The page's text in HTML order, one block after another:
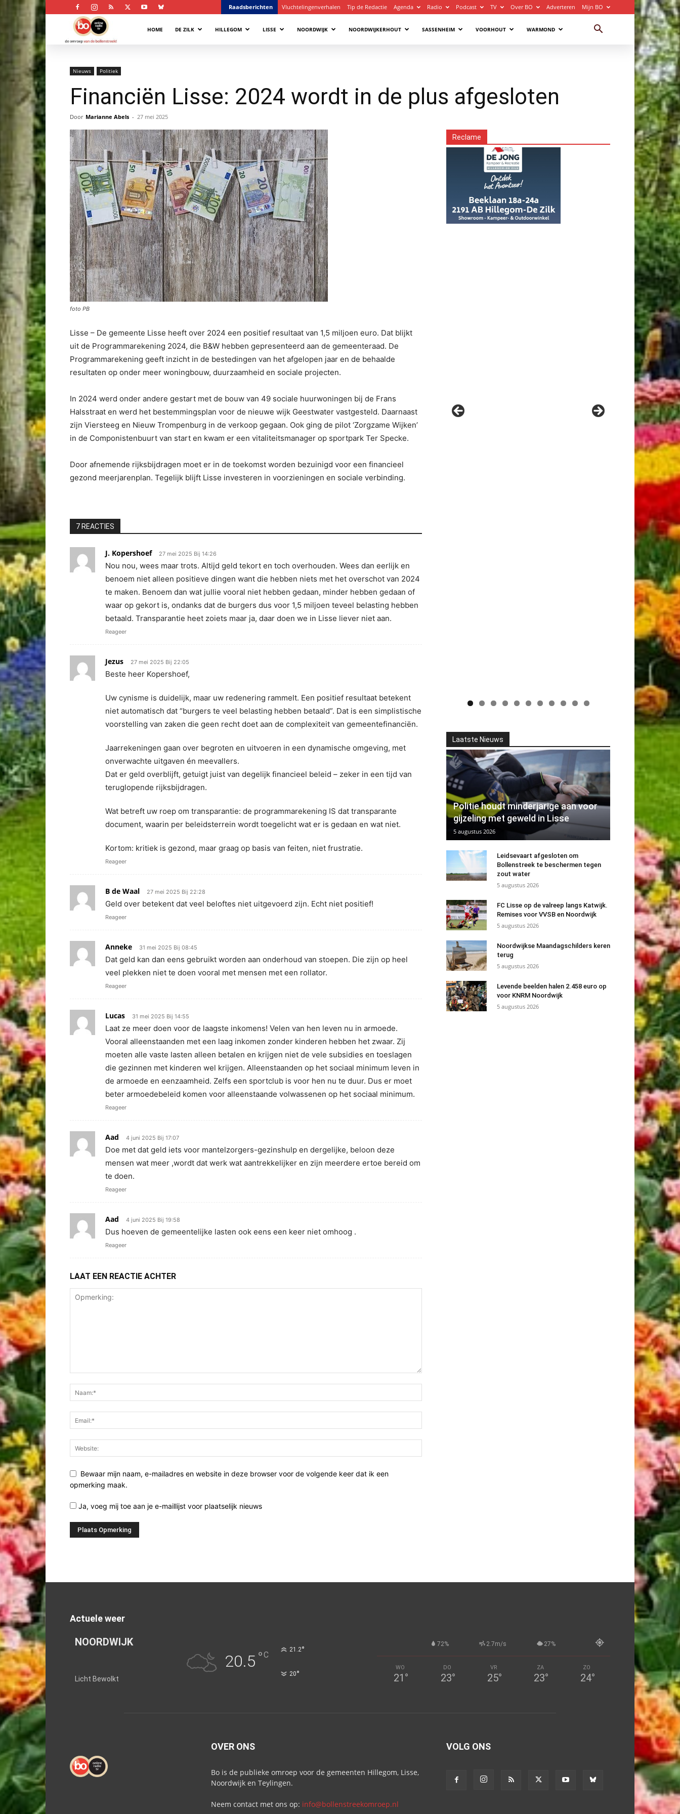
Raadsberichten Vluchtelingenverhalen Tip de Redactie Agenda Radio Podcast TV Over BO Adverteren Mijn BO
Bollenstreek
HOME DE ZILK HILLEGOM LISSE NOORDWIJK NOORDWIJKERHOUT SASSENHEIM VOORHOUT WARMOND
Nieuws Politiek
Financiën Lisse: 2024 wordt in de plus afgesloten
Door Marianne Abels - 27 mei 2025
foto PB
Lisse – De gemeente Lisse heeft over 2024 een positief resultaat van 1,5 miljoen euro. Dat blijkt
uit de Programmarekening 2024, die B&W hebben gepresenteerd aan de gemeenteraad. De
Programmarekening geeft inzicht in de bestedingen van het afgelopen jaar en de behaalde
resultaten op onder meer woningbouw, duurzaamheid en sociale projecten.
In 2024 werd onder andere gestart met de bouw van 49 sociale huurwoningen bij de Frans
Halsstraat en werd het bestemmingsplan voor de nieuwe wijk Geestwater vastgesteld. Daarnaast
zijn Viersteeg en Nieuw Trompenburg in de verkoop gegaan. Ook ging de pilot ‘Zorgzame Wijken’
in de Componistenbuurt van start en kwam er een vitaliteitsmanager op sportpark Ter Specke.
Door afnemende rijksbijdragen moet er in de toekomst worden bezuinigd voor een financieel
gezond meerjarenplan. Tegelijk blijft Lisse investeren in voorzieningen en sociale verbinding.
7 REACTIES
J. Kopershoef 27 mei 2025 Bij 14:26
Nou nou, wees maar trots. Altijd geld tekort en toch overhouden. Wees dan eerlijk en
benoem niet alleen positieve dingen want die hebben niets met het overschot van 2024
te maken. Benoem dan wat jullie vooral niet hebben gedaan, minder hebben gedaan of
waar op gekort is, ondanks dat de burgers dus voor 1,5 miljoen teveel belasting hebben
betaald. Transparantie heet zoiets maar ja, daar doen we in Lisse liever niet aan.
Reageer
Jezus 27 mei 2025 Bij 22:05
Beste heer Kopershoef,
Uw cynisme is duidelijk, maar uw redenering rammelt. Een positief resultaat betekent
niet automatisch dat “burgers te veel belasting hebben betaald”. Dat is een simplistische
voorstelling van zaken die geen recht doet aan de complexiteit van gemeentefinanciën.
Jaarrekeningen gaan over begroten en uitvoeren in een dynamische omgeving, met
onverwachte uitgaven én meevallers.
Dat er geld overblijft, getuigt juist van degelijk financieel beleid – zeker in een tijd van
teruglopende rijksbijdragen.
Wat betreft uw roep om transparantie: de programmarekening IS dat transparante
document, waarin per beleidsterrein wordt toegelicht wat er is gedaan en wat niet.
Kortom: kritiek is gezond, maar graag op basis van feiten, niet frustratie.
Reageer
B de Waal 27 mei 2025 Bij 22:28
Geld over betekent dat veel beloftes niet uitgevoerd zijn. Echt niet positief!
Reageer
Anneke 31 mei 2025 Bij 08:45
Dat geld kan dan eens gebruikt worden aan onderhoud van stoepen. Die zijn op heel
veel plekken niet te doen vooral met mensen met een rollator.
Reageer
Lucas 31 mei 2025 Bij 14:55
Laat ze meer doen voor de laagste inkomens! Velen van hen leven nu in armoede.
Vooral alleenstaanden met een laag inkomen zonder kinderen hebben het zwaar. Zij
moeten alle vaste lasten alleen betalen en krijgen niet de vele subsidies en toeslagen
die gezinnen met kinderen wel krijgen. Alleenstaanden op het sociaal minimum leven in
de armoede en eenzaamheid. Zelfs een sportclub is voor hen nu te duur. Dus er moet
beter armoedebeleid komen voor alleenstaande volwassenen op het sociaal minimum.
Reageer
Aad 4 juni 2025 Bij 17:07
Doe met dat geld iets voor mantelzorgers-gezinshulp en dergelijke, beloon deze
mensen wat meer ,wordt dat werk wat aantrekkelijker en zijn meerdere ertoe bereid om
te doen.
Reageer
Aad 4 juni 2025 Bij 19:58
Dus hoeven de gemeentelijke lasten ook eens een keer niet omhoog .
Reageer
LAAT EEN REACTIE ACHTER
Bewaar mijn naam, e-mailadres en website in deze browser voor de volgende keer dat ik een
opmerking maak.
Ja, voeg mij toe aan je e-maillijst voor plaatselijk nieuws
Reclame
Laatste Nieuws
Politie houdt minderjarige aan voor
gijzeling met geweld in Lisse
5 augustus 2026
Leidsevaart afgesloten om
Bollenstreek te beschermen tegen
zout water
5 augustus 2026
FC Lisse op de valreep langs Katwijk.
Remises voor VVSB en Noordwijk
5 augustus 2026
Noordwijkse Maandagschilders keren
terug
5 augustus 2026
Levende beelden halen 2.458 euro op
voor KNRM Noordwijk
5 augustus 2026
Actuele weer
NOORDWIJK
Licht Bewolkt
20.5 °C
21.2°
20°
72% 2.7m/s 27%
WO
21 °
DO
23°
VR
25°
ZA
23°
ZO
24°
OVER ONS
Bo is de publieke omroep voor de gemeenten Hillegom, Lisse,
Noordwijk en Teylingen.
Neem contact met ons op: info@bollenstreekomroep.nl
VOLG ONS